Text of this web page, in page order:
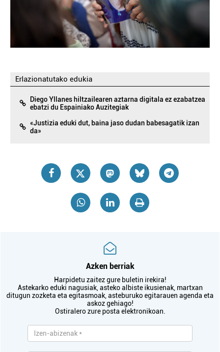
Erlazionatutako edukia
Diego Yllanes hiltzailearen aztarna digitala ez ezabatzea
ebatzi du Espainiako Auzitegiak
«Justizia eduki dut, baina jaso dudan babesagatik izan
da»
Azken berriak
Harpidetu zaitez gure buletin irekira!
Astekarko eduki nagusiak, asteko albiste ikusienak, martxan
ditugun zozketa eta egitasmoak, asteburuko egitarauen agenda eta
askoz gehiago!
Ostiralero zure posta elektronikoan.